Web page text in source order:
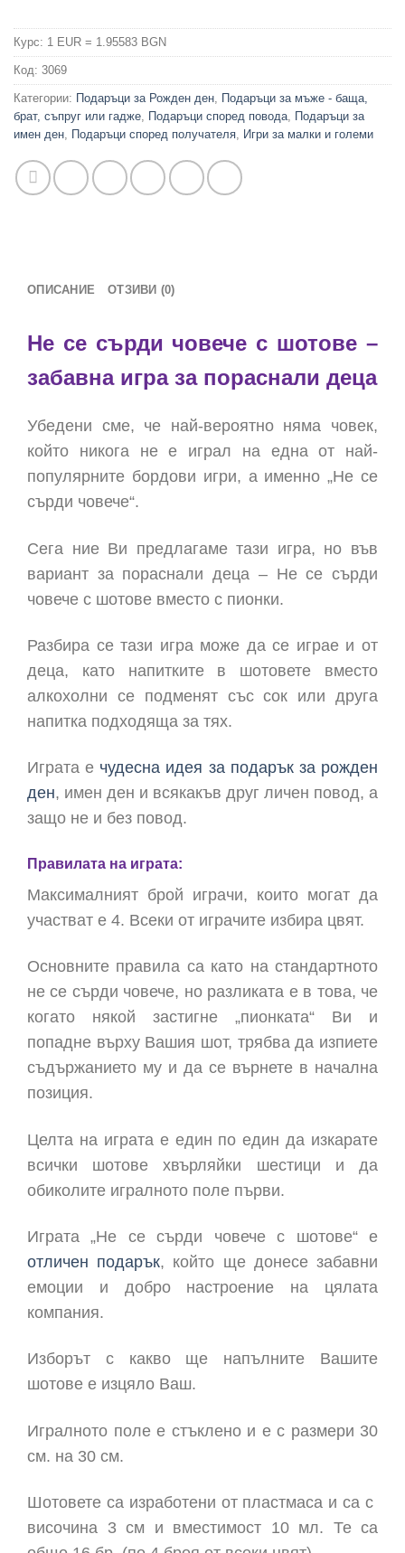
Курс: 1 EUR = 1.95583 BGN
Код: 3069
Категории: Подаръци за Рожден ден, Подаръци за мъже - баща,
брат, съпруг или гадже, Подаръци според повода, Подаръци за
имен ден, Подаръци според получателя, Игри за малки и големи
ОПИСАНИЕ ОТЗИВИ (0)
Не се сърди човече с шотове –
забавна игра за пораснали деца
Убедени сме, че най-вероятно няма човек,
който никога не е играл на една от най-
популярните бордови игри, а именно „Не се
сърди човече“.
Сега ние Ви предлагаме тази игра, но във
вариант за пораснали деца – Не се сърди
човече с шотове вместо с пионки.
Разбира се тази игра може да се играе и от
деца, като напитките в шотовете вместо
алкохолни се подменят със сок или друга
напитка подходяща за тях.
Играта е чудесна идея за подарък за рожден
ден, имен ден и всякакъв друг личен повод, а
защо не и без повод.
Правилата на играта:
Максималният брой играчи, които могат да
участват е 4. Всеки от играчите избира цвят.
Основните правила са като на стандартното
не се сърди човече, но разликата е в това, че
когато някой застигне „пионката“ Ви и
попадне върху Вашия шот, трябва да изпиете
съдържанието му и да се върнете в начална
позиция.
Целта на играта е един по един да изкарате
всички шотове хвърляйки шестици и да
обиколите игралното поле първи.
Играта „Не се сърди човече с шотове“ е
отличен подарък, който ще донесе забавни
емоции и добро настроение на цялата
компания.
Изборът с какво ще напълните Вашите
шотове е изцяло Ваш.
Игралното поле е стъклено и е с размери 30
см. на 30 см.
Шотовете са изработени от пластмаса и са с
височина 3 см и вместимост 10 мл. Те са